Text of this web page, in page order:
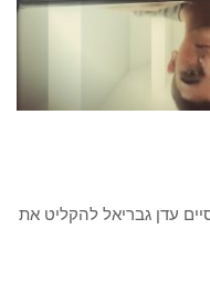
עדן גבריאל להקליט את